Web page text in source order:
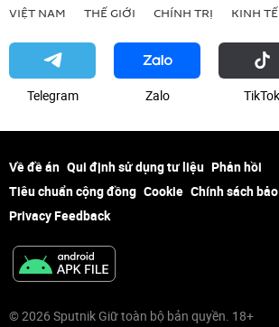
VIỆT NAM THẾ GIỚI CHÍNH TRỊ KINH TẾ
Telegram Zalo ТikТоk
Về đề án Qui định sử dụng tư liệu Phản hồi
Tiêu chuẩn cộng đồng Cookie Chính sách
Privacy Feedback
© 2026 Sputnik Giữ toàn bộ bản quyền. 18+